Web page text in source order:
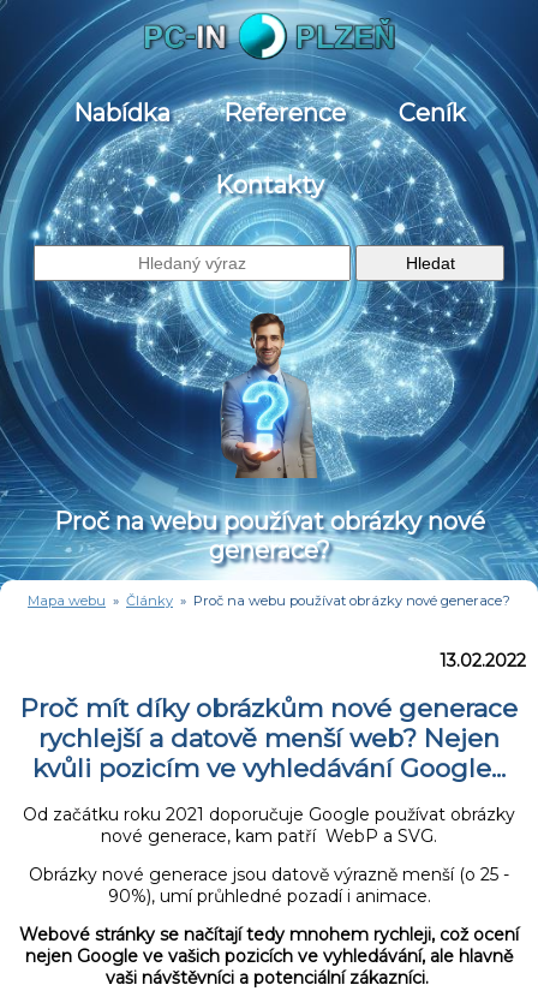
Nabídka Reference Ceník
Kontakty
Proč na webu používat obrázky nové
generace?
Mapa webu » Články » Proč na webu používat obrázky nové generace?
13.02.2022
Proč mít díky obrázkům nové generace
rychlejší a datově menší web? Nejen
kvůli pozicím ve vyhledávání Google...
Od začátku roku 2021 doporučuje Google používat obrázky
nové generace, kam patří WebP a SVG.
Obrázky nové generace jsou datově výrazně menší (o 25 -
90%), umí průhledné pozadí i animace.
Webové stránky se načítají tedy mnohem rychleji, což ocení
nejen Google ve vašich pozicích ve vyhledávání, ale hlavně
vaši návštěvníci a potenciální zákazníci.